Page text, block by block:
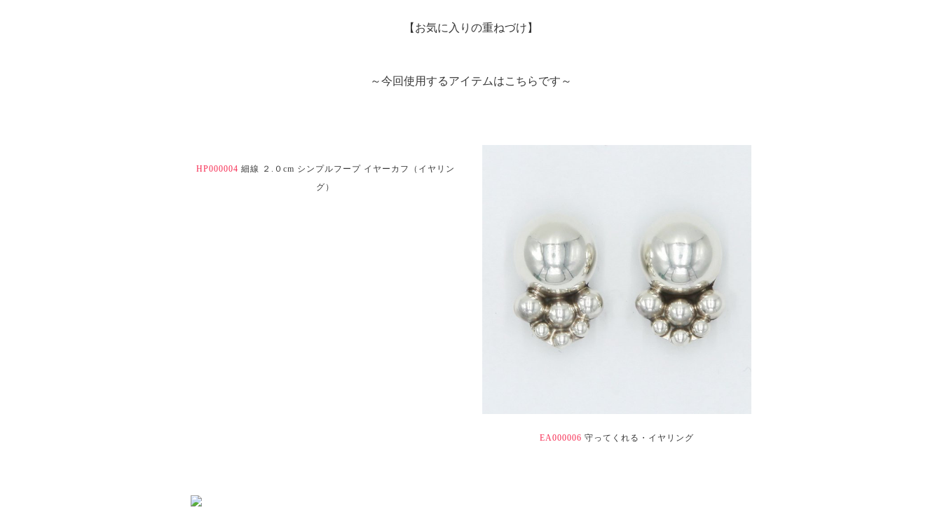
【お気に入りの重ねづけ】
～今回使用するアイテムはこちらです～
HP000004 細線 ２.０cm シンプルフープ イヤーカフ（イヤリン
グ）
EA000006 守ってくれる・イヤリング